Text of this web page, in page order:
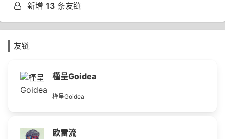
新增 13 条友链
友链
槿呈Goidea
槿呈Goidea
欧雷流